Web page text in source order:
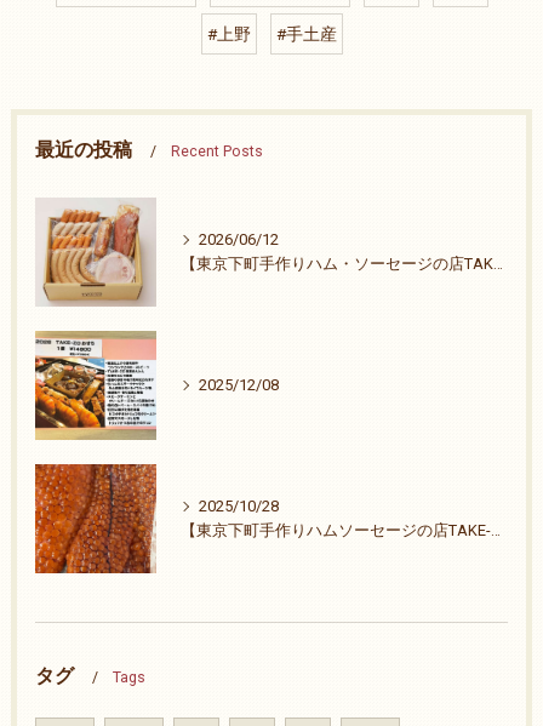
#上野 #手土産
最近の投稿 Recent Posts
2026/06/12
【東京下町手作りハム・ソーセージの店TAKE-ZO】祭りも終わりました。
2025/12/08
2025/10/28
【東京下町手作りハムソーセージの店TAKE-ZO】ご無沙汰致しました。26周年ありがとうございます。
タグ Tags